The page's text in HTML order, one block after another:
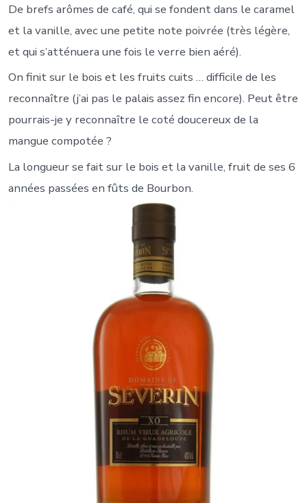
De brefs arômes de café, qui se fondent dans le caramel
et la vanille, avec une petite note poivrée (très légère,
et qui s’atténuera une fois le verre bien aéré).
On finit sur le bois et les fruits cuits … difficile de les
reconnaître (j’ai pas le palais assez fin encore). Peut être
pourrais-je y reconnaître le coté doucereux de la
mangue compotée ?
La longueur se fait sur le bois et la vanille, fruit de ses 6
années passées en fûts de Bourbon.